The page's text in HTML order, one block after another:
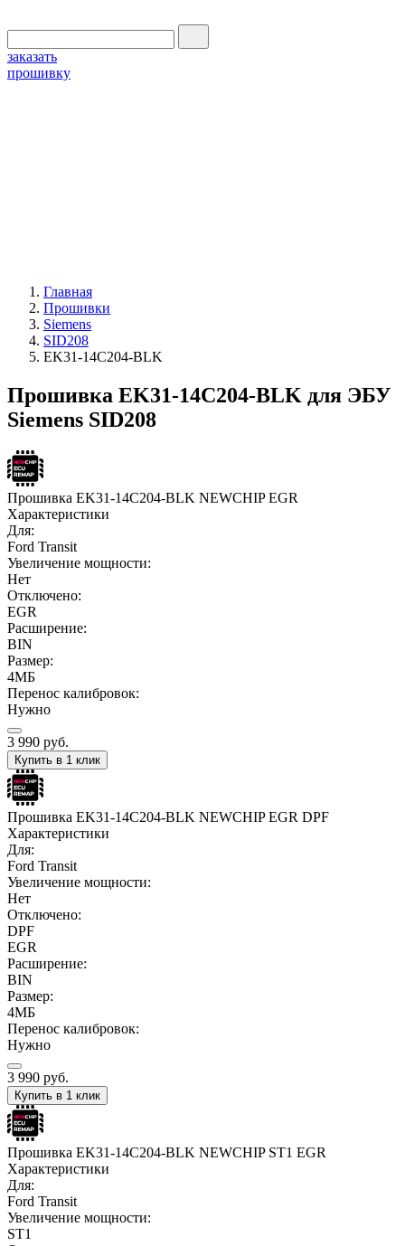
заказать
прошивку
Главная
Прошивки
Siemens
SID208
EK31-14C204-BLK
Прошивка EK31-14C204-BLK для ЭБУ
Siemens SID208
Прошивка EK31-14C204-BLK NEWCHIP EGR
Характеристики
Для:
Ford Transit
Увеличение мощности:
Нет
Отключено:
EGR
Расширение:
BIN
Размер:
4МБ
Перенос калибровок:
Нужно
3 990 руб.
Купить в 1 клик
Прошивка EK31-14C204-BLK NEWCHIP EGR DPF
Характеристики
Для:
Ford Transit
Увеличение мощности:
Нет
Отключено:
DPF
EGR
Расширение:
BIN
Размер:
4МБ
Перенос калибровок:
Нужно
3 990 руб.
Купить в 1 клик
Прошивка EK31-14C204-BLK NEWCHIP ST1 EGR
Характеристики
Для:
Ford Transit
Увеличение мощности:
ST1